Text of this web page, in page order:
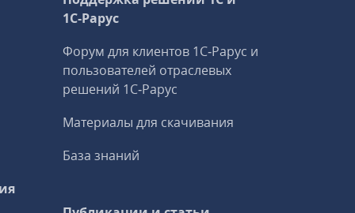
1С‑Рарус
Форум для клиентов 1С‑Рарус и
пользователей отраслевых
решений 1С‑Рарус
Материалы для скачивания
База знаний